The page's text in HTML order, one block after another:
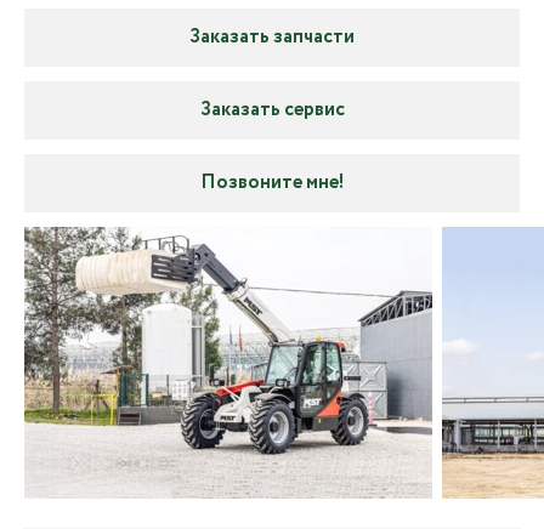
Заказать запчасти
Заказать сервис
Позвоните мне!